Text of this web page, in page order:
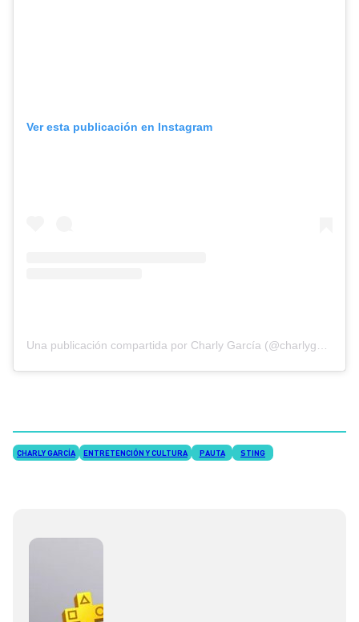
Ver esta publicación en Instagram
CHARLY GARCÍA ENTRETENCIÓN Y CULTURA PAUTA STING